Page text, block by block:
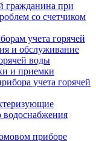
гражданина при
со счетчиком
учета горячей
и обслуживание
воды
и приемки
учета горячей
водоснабжения
приборе